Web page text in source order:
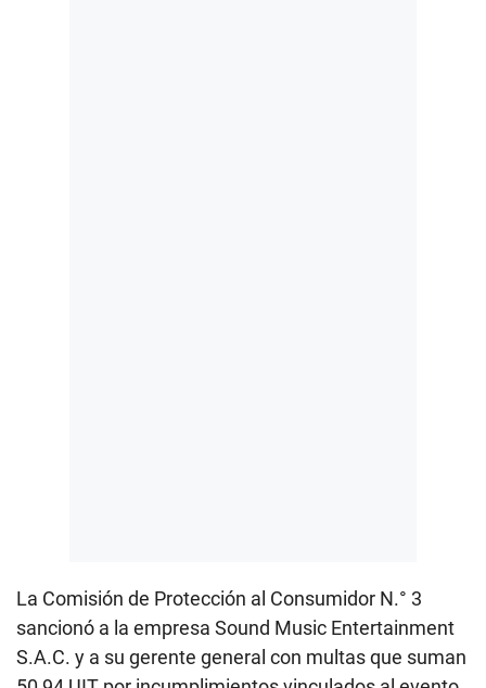
La Comisión de Protección al Consumidor N.° 3
sancionó a la empresa Sound Music Entertainment
S.A.C. y a su gerente general con multas que suman